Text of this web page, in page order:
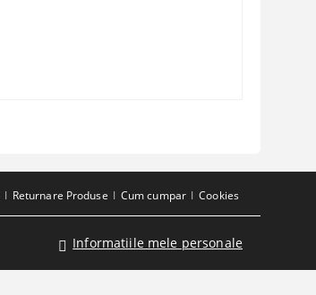
Returnare Produse Cum cumpar Cookies
Informatiile mele personale